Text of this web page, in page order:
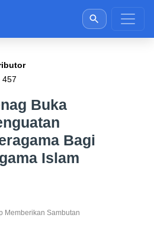
457
Buka
Bagi
Islam
Memberikan Sambutan